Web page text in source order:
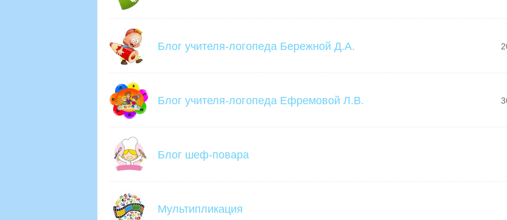
Блог учителя-логопеда Бережной Д.А.
Блог учителя-логопеда Ефремовой Л.В.
Блог шеф-повара
Мультипликация